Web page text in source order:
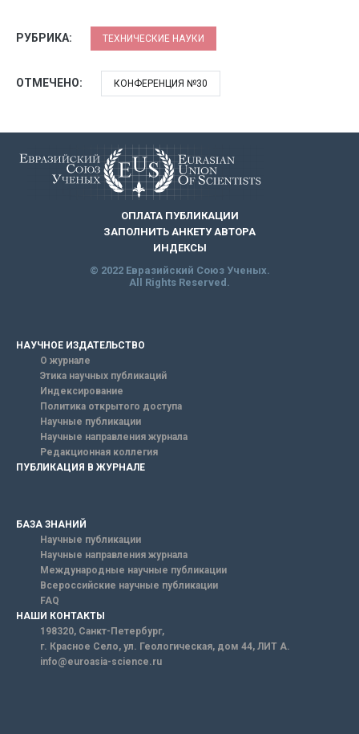
РУБРИКА: ТЕХНИЧЕСКИЕ НАУКИ
ОТМЕЧЕНО: КОНФЕРЕНЦИЯ №30
ОПЛАТА ПУБЛИКАЦИИ
ЗАПОЛНИТЬ АНКЕТУ АВТОРА
ИНДЕКСЫ
© 2022 Евразийский Союз Ученых.
All Rights Reserved.
НАУЧНОЕ ИЗДАТЕЛЬСТВО
О журнале
Этика научных публикаций
Индексирование
Политика открытого доступа
Научные публикации
Научные направления журнала
Редакционная коллегия
ПУБЛИКАЦИЯ В ЖУРНАЛЕ
БАЗА ЗНАНИЙ
Научные публикации
Научные направления журнала
Международные научные публикации
Всероссийские научные публикации
FAQ
НАШИ КОНТАКТЫ
198320, Санкт-Петербург,
г. Красное Село, ул. Геологическая, дом 44, ЛИТ А.
info@euroasia-science.ru